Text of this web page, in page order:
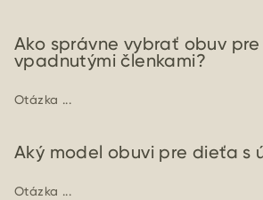
Ako správne vybrať obuv
vpadnutými členkami?
Otázka ...
Aký model obuvi pre dieťa s
Otázka ...